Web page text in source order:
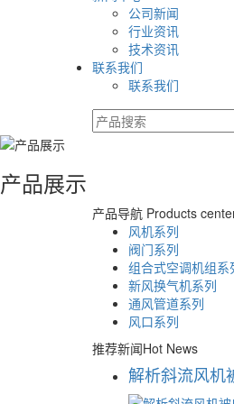
公司新闻
行业资讯
技术资讯
联系我们
联系我们
产品展示
产品导航 Products
风机系列
阀门系列
组合式空调机组系
新风换气机系列
通风管道系列
风口系列
推荐新闻Hot News
解析斜流风机